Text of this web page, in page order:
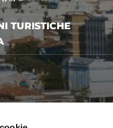
TURISTICHE